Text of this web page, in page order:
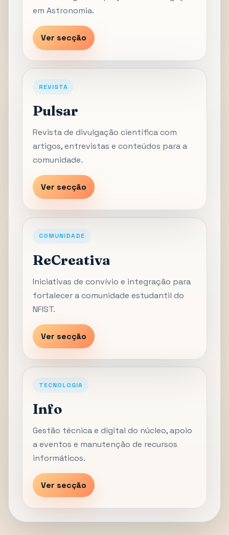
em Astronomia.
Ver secção
REVISTA
Pulsar
Revista de divulgação científica com
artigos, entrevistas e conteúdos para a
comunidade.
Ver secção
COMUNIDADE
ReCreativa
Iniciativas de convívio e integração para
fortalecer a comunidade estudantil do
NFIST.
Ver secção
TECNOLOGIA
Info
Gestão técnica e digital do núcleo, apoio
a eventos e manutenção de recursos
informáticos.
Ver secção